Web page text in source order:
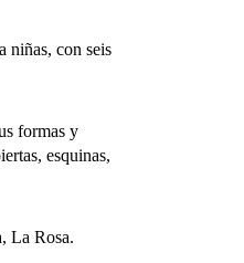
niñas, con seis
formas y
esquinas,
La Rosa.